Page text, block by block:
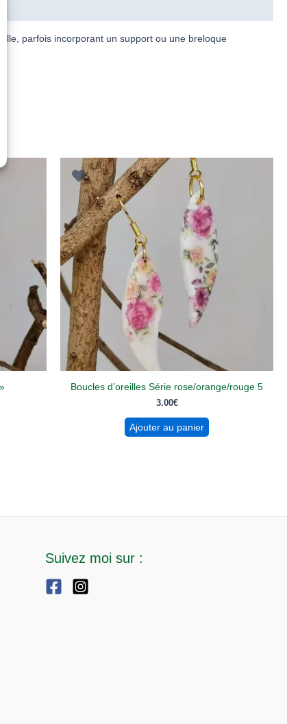
parfois incorporant un support ou une breloque
Boucles d’oreilles Série rose/orange/rouge 5
3.00€
Ajouter au panier
Suivez moi sur :